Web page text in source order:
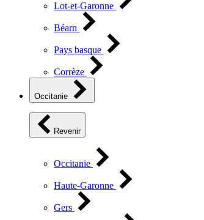
Lot-et-Garonne
Béarn
Pays basque
Corrèze
Occitanie
Revenir
Occitanie
Haute-Garonne
Gers